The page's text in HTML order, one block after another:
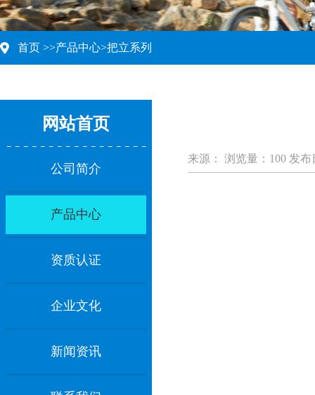
首页 >>产品中心>把立系列
网站首页
公司简介
产品中心
资质认证
企业文化
新闻资讯
来源： 浏览量： 100 发布